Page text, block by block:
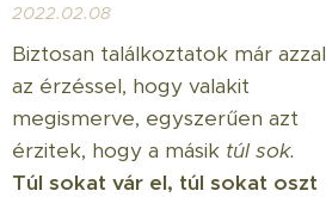
2022.02.08
Biztosan találkoztatok már azzal
az érzéssel, hogy valakit
megismerve, egyszerűen azt
érzitek, hogy a másik túl sok.
Túl sokat vár el, túl sokat oszt